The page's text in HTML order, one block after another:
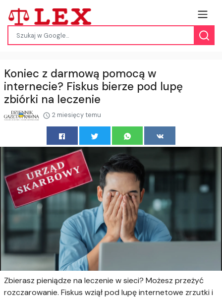
Koniec z darmową pomocą w
internecie? Fiskus bierze pod lupę
zbiórki na leczenie
2 miesięcy temu
Zbierasz pieniądze na leczenie w sieci? Możesz przeżyć
rozczarowanie. Fiskus wziął pod lupę internetowe zrzutki i